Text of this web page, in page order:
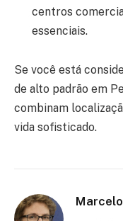
centros
essenciais.
Se você está
de alto padrão em
combinam
vida sofisticado.